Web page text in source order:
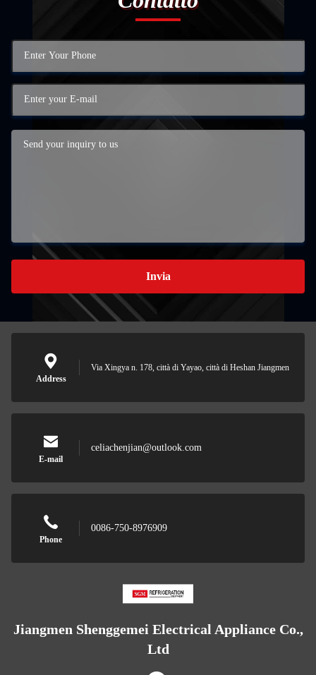
Invia
Address
Via Xingya n. 178, città di Yayao, città di Heshan Jiangmen
E-mail
celiachenjian@outlook.com
Phone
0086-750-8976909
Jiangmen Shenggemei Electrical Appliance Co.,
Ltd